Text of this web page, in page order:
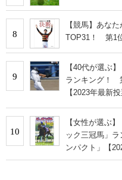
8
【競馬】あな
TOP31！ 第1
9
【40代が選ぶ
ランキング！
【2023年最新投
10
【女性が選ぶ
ック三冠馬」
ンパクト」【